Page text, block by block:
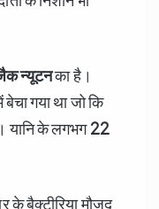
न्यूटनका है।
गया था जो कि
के लगभग22
के बैक्टीरिया मौजूद